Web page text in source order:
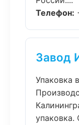
Телефон:
Завод
Упаковка
упаковка.